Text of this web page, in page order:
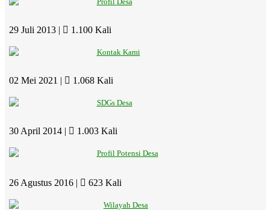
29 Juli 2013 | 1.100 Kali
Kontak Kami
02 Mei 2021 | 1.068 Kali
SDGs Desa
30 April 2014 | 1.003 Kali
Profil Potensi Desa
26 Agustus 2016 | 623 Kali
Wilayah Desa